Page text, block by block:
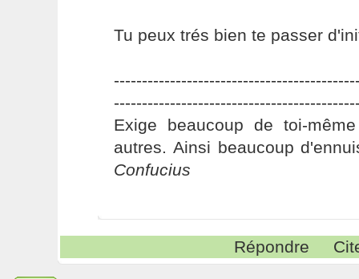
Tu peux trés bien te passer
Exige beaucoup de toi-
autres. Ainsi beaucoup
Confucius
Répondre